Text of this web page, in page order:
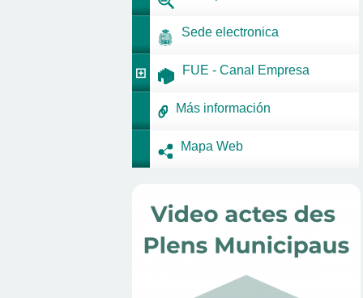
Sede electronica
FUE - Canal Empresa
Más información
Mapa Web